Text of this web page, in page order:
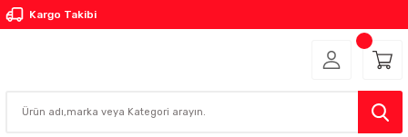
Kargo Takibi